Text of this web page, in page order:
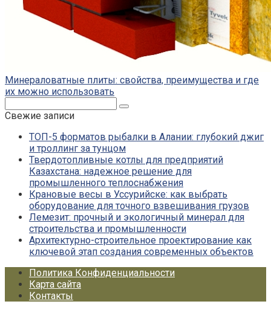
Минераловатные плиты: свойства, преимущества и где
их можно использовать
Свежие записи
ТОП-5 форматов рыбалки в Алании: глубокий джиг
и троллинг за тунцом
Твердотопливные котлы для предприятий
Казахстана: надежное решение для
промышленного теплоснабжения
Крановые весы в Уссурийске: как выбрать
оборудование для точного взвешивания грузов
Лемезит: прочный и экологичный минерал для
строительства и промышленности
Архитектурно-строительное проектирование как
ключевой этап создания современных объектов
Политика Конфиденциальности
Карта сайта
Контакты